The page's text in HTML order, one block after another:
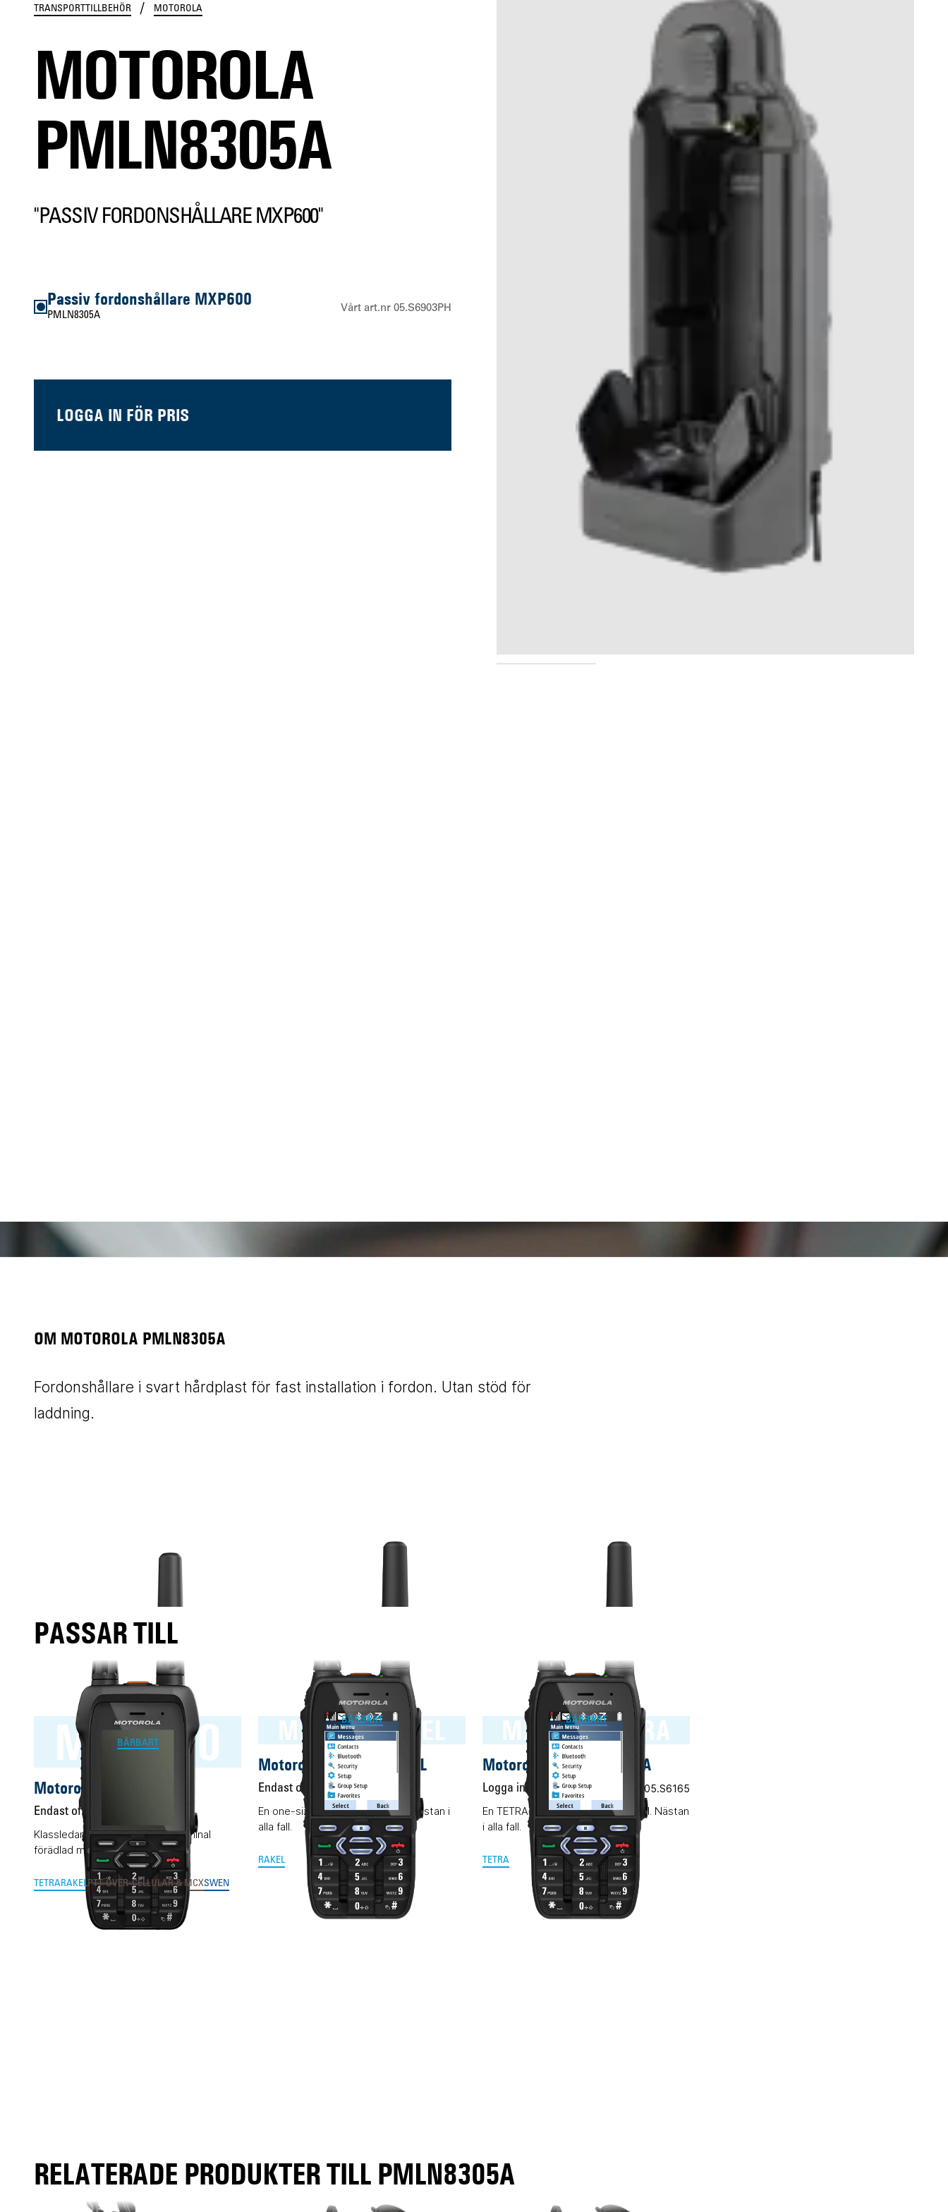
TRANSPORTTILLBEHÖR / MOTOROLA
MOTOROLA
PMLN8305A
"PASSIV FORDONSHÅLLARE MXP600"
Passiv fordonshållare MXP600
PMLN8305A
Vårt art.nr 05.S6903PH
LOGGA IN FÖR PRIS
OM MOTOROLA PMLN8305A
Fordonshållare i svart hårdplast för fast installation i fordon. Utan stöd för
laddning.
PASSAR TILL
MXP660
BÄRBART
Motorola MXP660
Endast offert
Klassledande RAKEL/TETRA-terminal
förädlad med LTE och Wifi.
TETRARAKELPTT-OVER-CELLULAR & MCXSWEN
MXP600 RAKEL
BÄRBART
Motorola MXP600 RAKEL
Endast offert
En one-size-fits-all Rakelmobil. Nästan i
alla fall.
RAKEL
MXP600 TETRA
BÄRBART
Motorola MXP600 TETRA
Logga in för pris Vårt art.nr 05.S6165
En TETRA-terminal för alla ändamål. Nästan
i alla fall.
TETRA
RELATERADE PRODUKTER TILL PMLN8305A